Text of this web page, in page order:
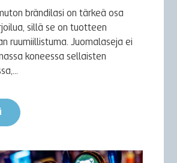
brändilasi on tärkeä osa
sillä se on tuotteen
ruumiillistuma. Juomalaseja ei
koneessa sellaisten